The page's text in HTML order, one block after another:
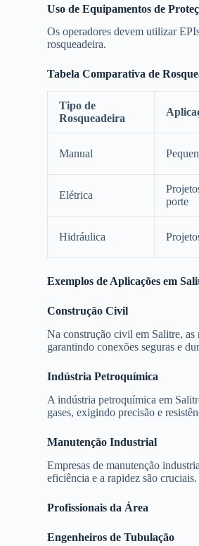
Uso de Equipamentos de
Os operadores devem utilizar
rosqueadeira.
Tabela Comparativa de
Tipo de
Rosqueadeira
Manual
Elétrica
porte
Hidráulica
Exemplos de Aplicações em
Construção Civil
Na construção civil em Salitre, as
garantindo conexões seguras e
Indústria Petroquímica
A indústria petroquímica em
gases, exigindo precisão e
Manutenção Industrial
Empresas de manutenção
eficiência e a rapidez são cruciais.
Profissionais da Área
Engenheiros de Tubulação